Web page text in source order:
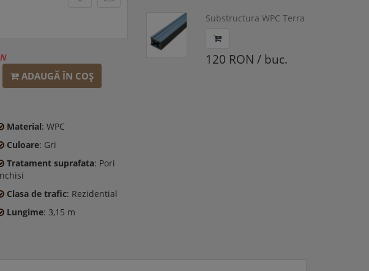
ADAUGĂ ÎN COŞ
Material: WPC
Culoare: Gri
Tratament suprafata: Pori
Clasa de trafic: Rezidential
Lungime: 3,15 m
Substructura WPC Terra
4000x42x32mm, K-UWPC
120 RON / buc.